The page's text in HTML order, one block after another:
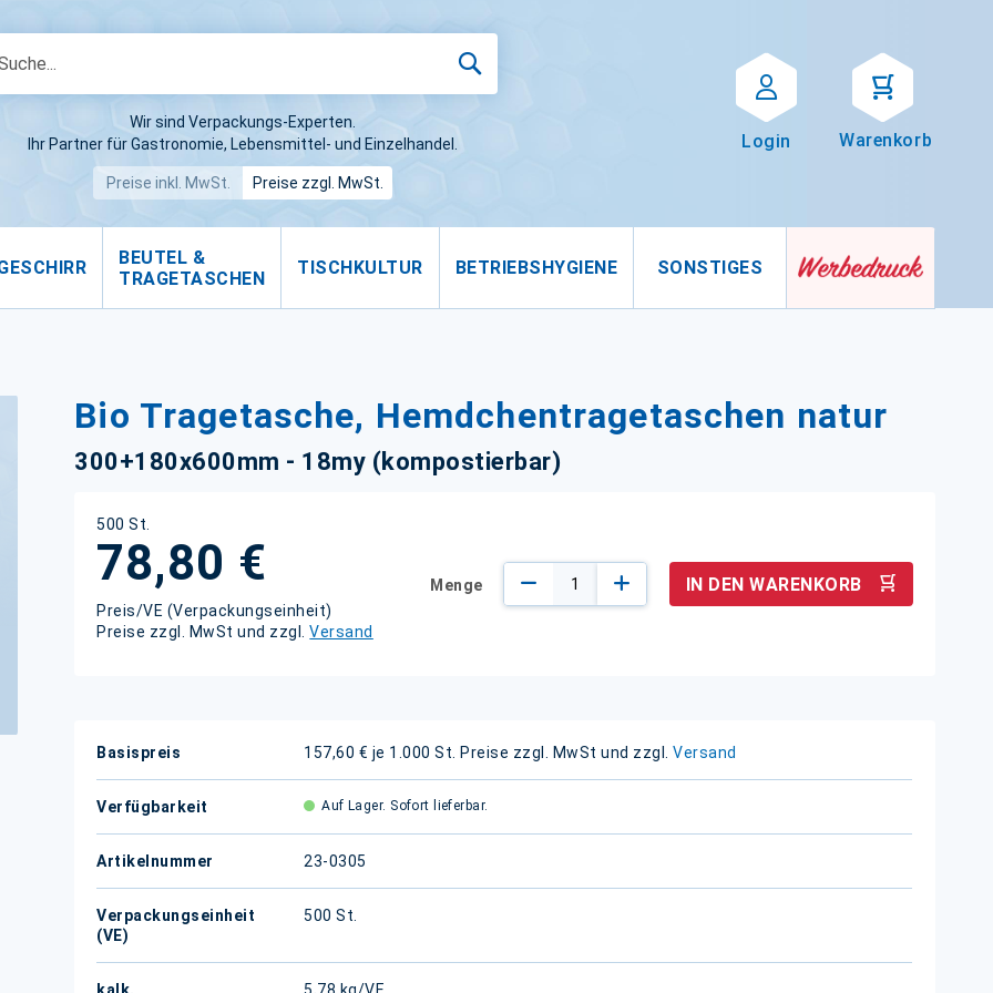
Wir sind Verpackungs-Experten.
Ihr Partner für Gastronomie, Lebensmittel- und Einzelhandel.
Preise inkl. MwSt. Preise zzgl. MwSt.
Login Warenkorb
BEUTEL &
TRAGETASCHEN
TISCHKULTUR BETRIEBSHYGIENE SONSTIGES
Bio Tragetasche, Hemdchentragetaschen natur
300+180x600mm - 18my (kompostierbar)
500 St.
78,80 €
Preis/VE (Verpackungseinheit)
Preise zzgl. MwSt und zzgl.Versand
Menge IN DEN WARENKORB
Weitere
Basispreis 157,60 € je 1.000 St. Preise zzgl. MwSt und zzgl.Versand
Verfügbarkeit Auf Lager. Sofort lieferbar.
Artikelnummer 23-0305
Verpackungseinheit
(VE)
500 St.